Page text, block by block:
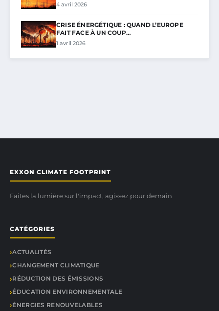
4 avril 2026
CRISE ÉNERGÉTIQUE : QUAND L’EUROPE
FAIT FACE À UN COUP…
1 avril 2026
EXXON CLIMATE FOOTPRINT
Faites la lumière sur l'impact, agissez pour demain
CATÉGORIES
ACTUALITÉS
CHANGEMENT CLIMATIQUE
RÉDUCTION DES ÉMISSIONS
ÉDUCATION ENVIRONNEMENTALE
ÉNERGIES RENOUVELABLES